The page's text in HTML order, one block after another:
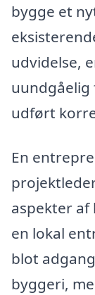
bygge et
udvidelse,
uundgåelig
udført
En
aspekter
en lokal
blot
byggeri,